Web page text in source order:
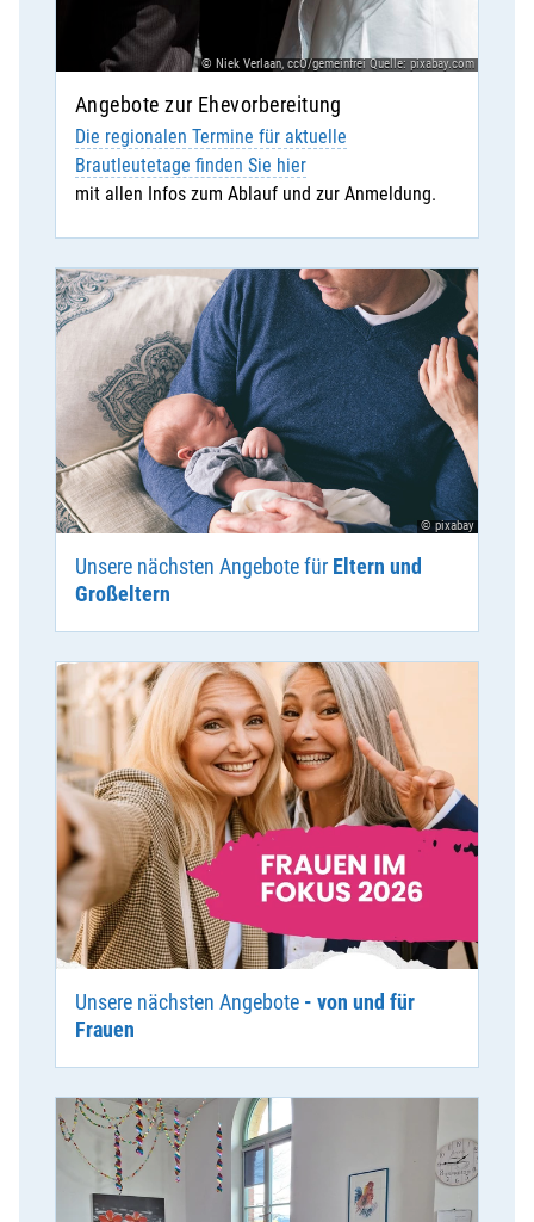
© Niek Verlaan, ccO/gemeinfrei Quelle: pixabay.com
Angebote zur Ehevorbereitung
Die regionalen Termine für aktuelle
Brautleutetage finden Sie hier
mit allen Infos zum Ablauf und zur Anmeldung.
© pixabay
Unsere nächsten Angebote für Eltern und
Großeltern
Unsere nächsten Angebote - von und für
Frauen